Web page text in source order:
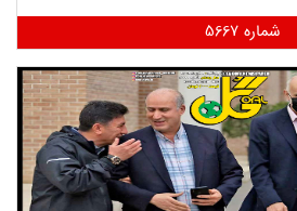
شماره 5667